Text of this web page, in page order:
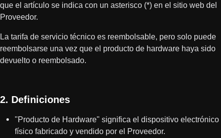
que el artículo se indica con un asterisco (*) en el sitio web del
Proveedor.
La tarifa de servicio técnico es reembolsable, pero solo puede
reembolsarse una vez que el producto de hardware haya sido
devuelto o reembolsado.
2. Definiciones
"Producto de Hardware" significa el dispositivo electrónico
físico fabricado y vendido por el Proveedor.